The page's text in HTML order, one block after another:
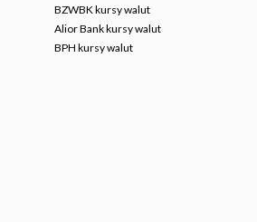
BZWBK kursy walut
Alior Bank kursy walut
BPH kursy walut